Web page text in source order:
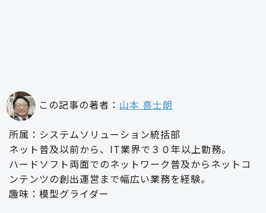
この記事の著者： 山本 喜士朗
所属：システムソリューション統括部
ネット普及以前から、IT業界で３０年以上勤務。
ハードソフト両面でのネットワーク普及からネットコ
ンテンツの創出運営まで幅広い業務を経験。
趣味：模型グライダー